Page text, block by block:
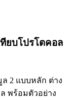
ทียบโปรโตคอล
ล 2 แบบหลัก ต่าง
พร้อมตัวอย่าง